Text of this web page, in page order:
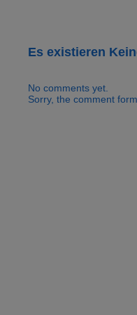
Es existieren
No comments yet.
Sorry, the comment